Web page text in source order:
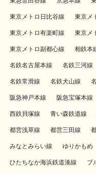
東京メトロ日比谷線 東京メ
東京メトロ有楽町線 東京メ
東京メトロ副都心線 相鉄本
名鉄名古屋本線 名鉄三河線
名鉄常滑線 名鉄犬山線
阪急神戸本線 阪急宝塚本線
西鉄貝塚線 青い森鉄道線
都営浅草線 都営三田線
みなとみらい線 ゆりかもめ
ひたちなか海浜鉄道湊線 ブ